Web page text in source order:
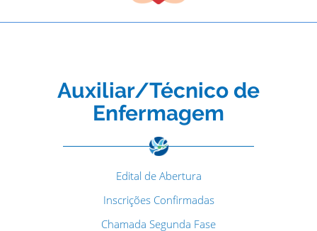
Auxiliar/Técnico de
Enfermagem
Edital de Abertura
Inscrições Confirmadas
Chamada Segunda Fase